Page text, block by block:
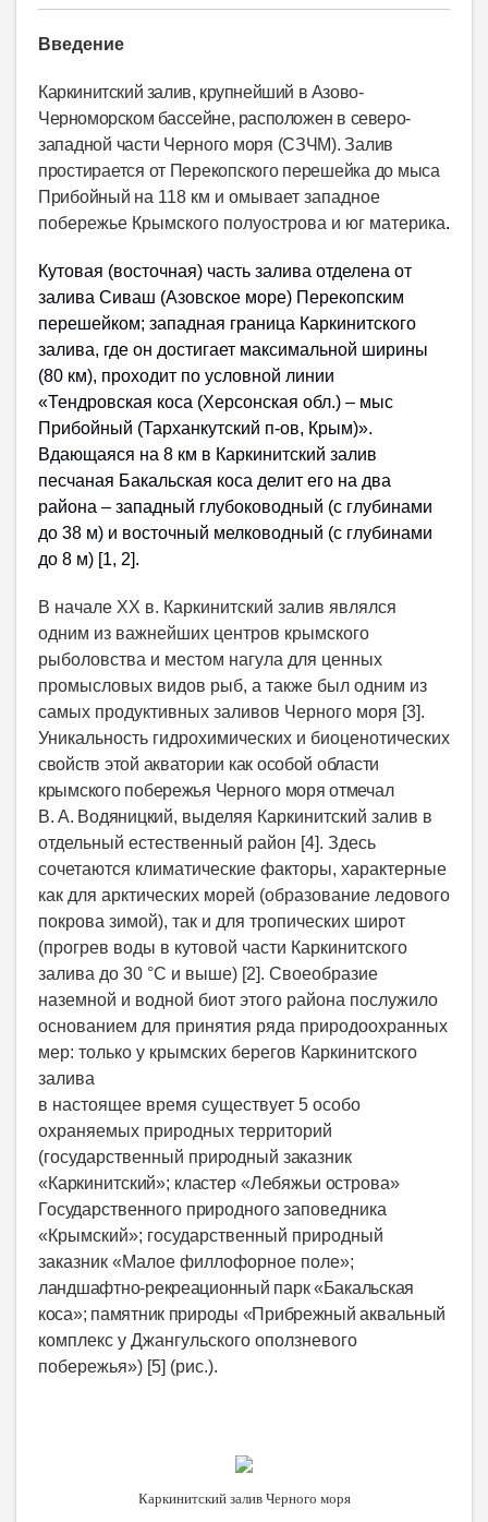
Введение
Каркинитский залив, крупнейший в Азово-
Черноморском бассейне, расположен в северо-
запад­ной части Черного моря (СЗЧМ). Залив
простирается от Перекопского перешейка до мыса
Прибойный на 118 км и омывает западное
побережье Крымского полуострова и юг материка.
Кутовая (восточная) часть залива отделена от
залива Сиваш (Азовское море) Перекопским
перешейком; западная граница Каркинитского
залива, где он достигает максимальной ширины
(80 км), проходит по условной линии
«Тендровская коса (Херсонская обл.) – мыс
Прибойный (Тарханкутский п-ов, Крым)».
Вдающаяся на 8 км в Каркинитский залив
песчаная Бакальская коса делит его на два
района – западный глубоководный (с глубинами
до 38 м) и восточный мелководный (с глубинами
до 8 м) [1, 2].
В начале XX в. Каркинитский залив являлся
одним из важнейших центров крымского
рыболовства и местом нагула для ценных
промысловых видов рыб, а также был одним из
самых продуктивных заливов Черного моря [3].
Уникальность гидрохимических и биоценотических
свойств этой акватории как особой области
крымского побережья Черного моря отмечал
В. А. Во­дяницкий, выделяя Каркинитский залив в
отдельный естественный район [4]. Здесь
сочетаются климатические факторы, характерные
как для арктических морей (образование ледового
покрова зимой), так и для тропических широт
(прогрев воды в кутовой части Каркинитского
залива до 30 °С и выше) [2]. Своеобразие
наземной и водной биот этого района послужило
основанием для принятия ряда природоохранных
мер: только у крымских берегов Каркинитского
залива
в настоящее время существует 5 особо
охраняемых природных территорий
(государственный природный заказник
«Каркинитский»; кластер «Лебяжьи острова»
Государственного природногозаповедника
«Крымский»; государственный природный
заказник «Малое филлофорное поле»;
ландшафтно-рекреационный парк «Бакальская
коса»; памятник природы «Прибрежный аквальный
комплекс у Джангульского оползневого
побережья») [5] (рис.).
Каркинитский залив Черного моря